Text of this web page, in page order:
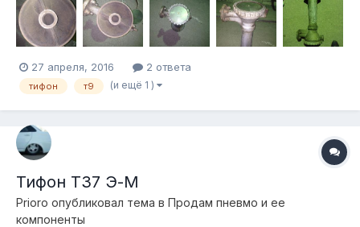
27 апреля, 2016 2 ответа
тифон т9 (и ещё 1 )
Тифон Т37 Э-М
Prioro опубликовал тема в Продам пневмо и ее
компоненты